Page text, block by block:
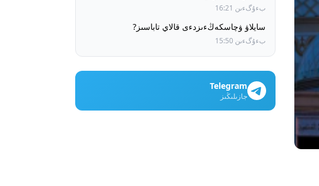
بءۇگءىن 16:21
سايلاۋ ۋچاسكەڭءىزدءى قالاي تاباسىز?
بءۇگءىن 15:50
Telegram
جازىلىڭىز